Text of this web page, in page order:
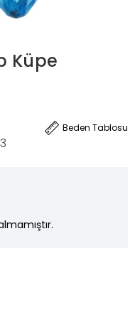
Küpe
Beden Tablosu